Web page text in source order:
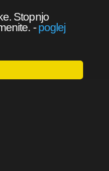
Stopnjo
-poglej